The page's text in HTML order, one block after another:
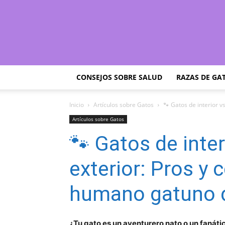
CONSEJOS SOBRE SALUD RAZAS DE
Inicio Artículos sobre Gatos 🐾 Gatos de interior
Artículos sobre Gatos
🐾 Gatos de
exterior: Pros y
humano gatuno